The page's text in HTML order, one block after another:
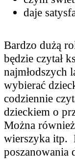
daje
Bardzo dużą
będzie czytał
najmłodszych
wybierać
codziennie
dzieckiem o
Można
wierszyka itp.
poszanowania